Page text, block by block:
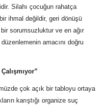
Silahı çocuğun rahatça
ihmal değildir, geri dönüşü
sorumsuzluktur ve en ağır
amacını doğru
çok açık bir tabloyu ortaya
karıştığı organize suç